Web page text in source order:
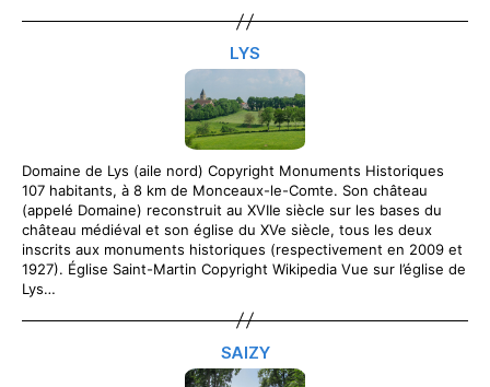
LYS
Domaine de Lys (aile nord) Copyright Monuments Historiques
107 habitants, à 8 km de Monceaux-le-Comte. Son château
(appelé Domaine) reconstruit au XVIIe siècle sur les bases du
château médiéval et son église du XVe siècle, tous les deux
inscrits aux monuments historiques (respectivement en 2009 et
1927). Église Saint-Martin Copyright Wikipedia Vue sur l’église de
Lys…
SAIZY